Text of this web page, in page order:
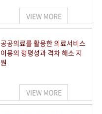
VIEW MORE
공공의료를 활용한 의료서비스
이용의 형평성과 격차 해소 지
원
VIEW MORE